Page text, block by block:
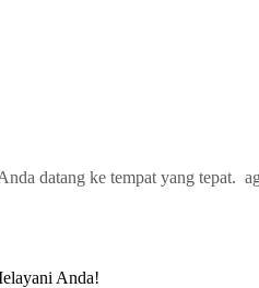
datang ke tempat yang tepat.
Anda!